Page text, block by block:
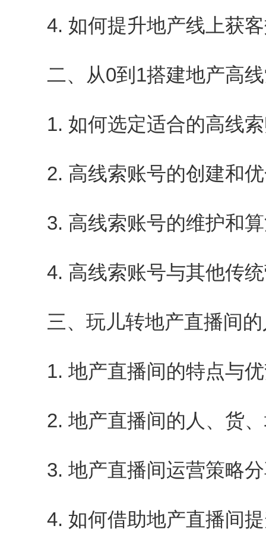
4. 如何提升地产线上获客
二、从0到1搭建地产高线
1. 如何选定适合的高线索
2. 高线索账号的创建和
3. 高线索账号的维护和算
4. 高线索账号与其他传统
三、玩儿转地产直播间的
1. 地产直播间的特点与
2. 地产直播间的人、货、
3. 地产直播间运营策略
4. 如何借助地产直播间提